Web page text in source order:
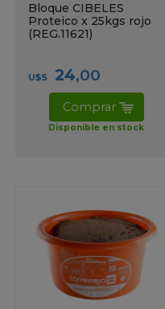
Bloque CIBELES
Proteico x 25kgs rojo
(REG.11621)
U$S 24,00
Disponible en stock
Comprar